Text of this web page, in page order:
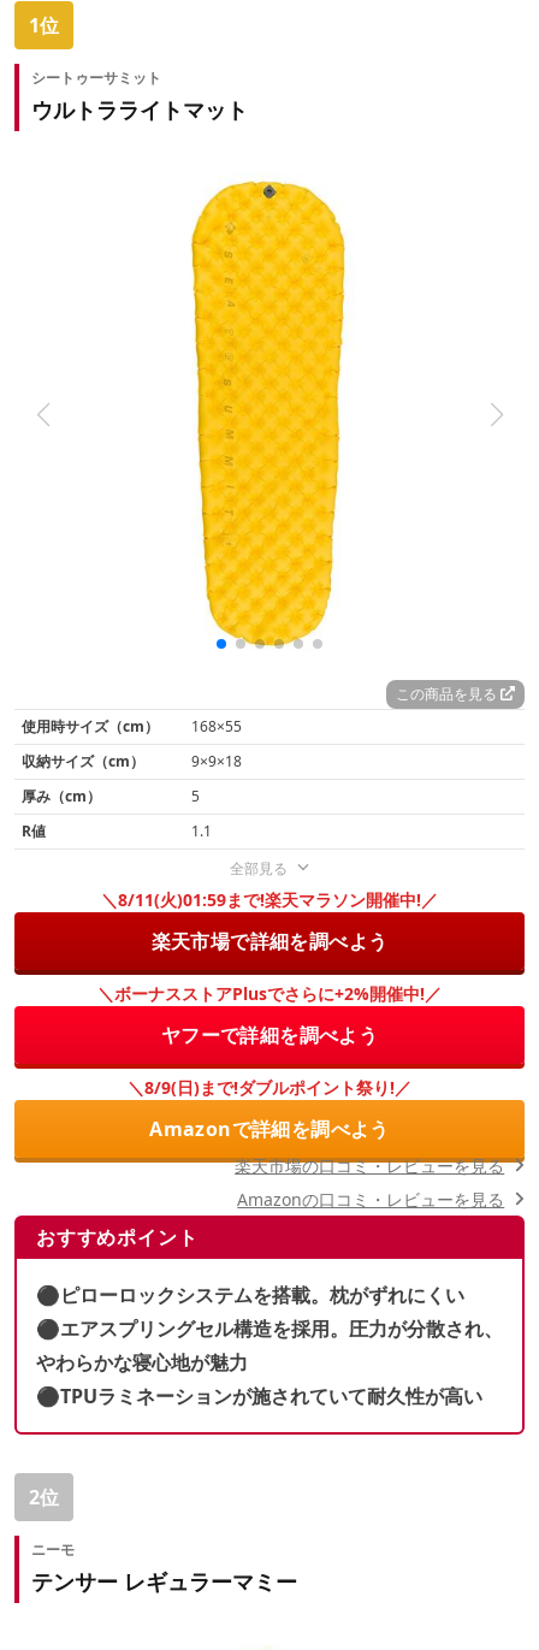
1位
シートゥーサミット
ウルトラライトマット
この商品を見る
使用時サイズ（cm）
168×55
収納サイズ（cm）
9×9×18
厚み（cm）
5
R値
1.1
全部見る
＼8/11(火)01:59まで!楽天マラソン開催中!／
楽天市場で詳細を調べよう
＼ボーナスストアPlusでさらに+2%開催中!／
ヤフーで詳細を調べよう
＼8/9(日)まで!ダブルポイント祭り!／
Amazonで詳細を調べよう
おすすめポイント
⚫︎ピローロックシステムを搭載。枕がずれにくい
⚫︎エアスプリングセル構造を採用。圧力が分散され、
やわらかな寝心地が魅力
⚫︎TPUラミネーションが施されていて耐久性が高い
楽天市場の口コミ・レビューを見る
Amazonの口コミ・レビューを見る
2位
ニーモ
テンサー レギュラーマミー